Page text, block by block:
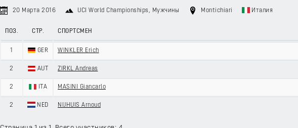
20 Марта 2016 UCI World Championships , Мужчины Montichiari Италия
ПОЗ. СТР. СПОРТСМЕН
1 GER WINKLER Erich
2 AUT ZIRKL Andreas
2 ITA MASINI Giancarlo
2 NED NIJHUIS Arnoud